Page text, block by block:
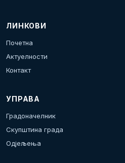
ЛИНКОВИ
Почетна
Актуелности
Контакт
УПРАВА
Градоначелник
Скупштина града
Одјељења